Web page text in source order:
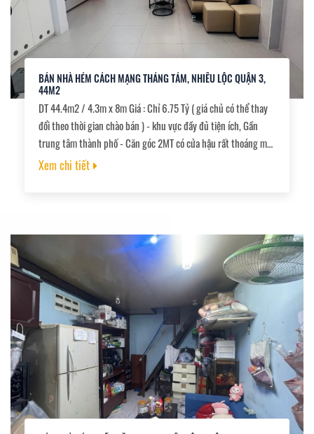
BÁN NHÀ HẺM CÁCH MẠNG THÁNG TÁM, NHIÊU LỘC QUẬN 3,
44M2
DT 44.4m2 / 4.3m x 8m Giá : Chỉ 6.75 Tỷ ( giá chủ có thể thay
đổi theo thời gian chào bán ) - khu vực đầy đủ tiện ích, Gần
trung tâm thành phố - Căn góc 2MT có cửa hậu rất thoáng mát
- Diện tích : 4,3 x 8m ( nở hậu 7,4m ) 1 trệt , 1 lầu, 3pn, 2wc,1p
Xem chi tiết